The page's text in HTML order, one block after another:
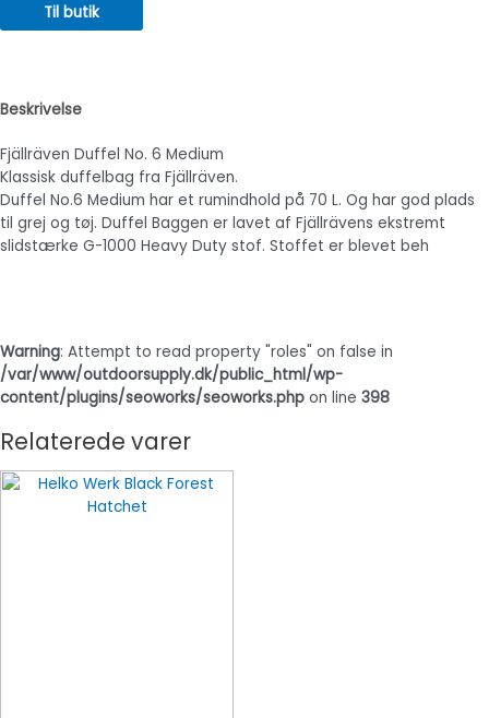
Til butik
Beskrivelse
Fjällräven Duffel No. 6 Medium
Klassisk duffelbag fra Fjällräven.
Duffel No.6 Medium har et rumindhold på 70 L. Og har god plads
til grej og tøj. Duffel Baggen er lavet af Fjällrävens ekstremt
slidstærke G-1000 Heavy Duty stof. Stoffet er blevet beh
Warning: Attempt to read property "roles" on false in
/var/www/outdoorsupply.dk/public_html/wp-
content/plugins/seoworks/seoworks.php on line 398
Relaterede varer